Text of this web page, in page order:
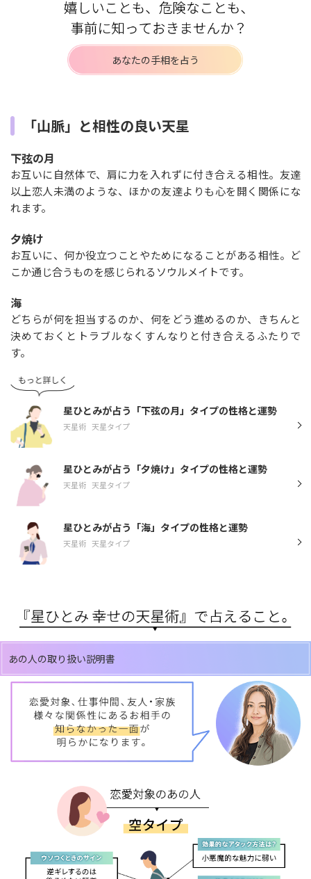
あなたの手相を占う
「山脈」と相性の良い天星
下弦の月
お互いに自然体で、肩に力を入れずに付き合える相性。友達
以上恋人未満のような、ほかの友達よりも心を開く関係にな
れます。
夕焼け
お互いに、何か役立つことやためになることがある相性。ど
こか通じ合うものを感じられるソウルメイトです。
海
どちらが何を担当するのか、何をどう進めるのか、きちんと
決めておくとトラブルなくすんなりと付き合えるふたりで
す。
星ひとみが占う「下弦の月」タイプの性格と運勢
天星術 天星タイプ
星ひとみが占う「夕焼け」タイプの性格と運勢
天星術 天星タイプ
星ひとみが占う「海」タイプの性格と運勢
天星術 天星タイプ
あの人の取り扱い説明書